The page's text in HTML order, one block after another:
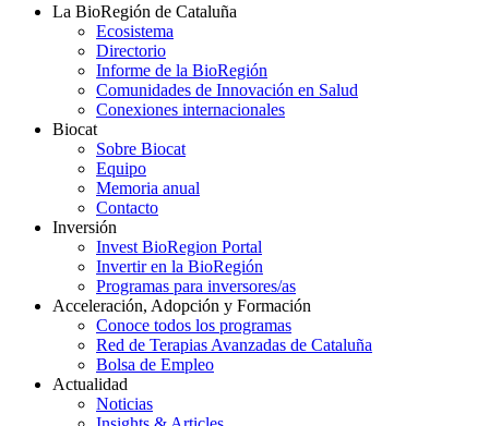
La BioRegión de Cataluña
Ecosistema
Directorio
Informe de la BioRegión
Comunidades de Innovación en Salud
Conexiones internacionales
Biocat
Sobre Biocat
Equipo
Memoria anual
Contacto
Inversión
Invest BioRegion Portal
Invertir en la BioRegión
Programas para inversores/as
Acceleración, Adopción y Formación
Conoce todos los programas
Red de Terapias Avanzadas de Cataluña
Bolsa de Empleo
Actualidad
Noticias